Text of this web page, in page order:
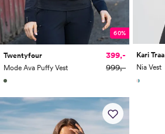
60%
Twentyfour
Mode Ava Puffy Vest
399,-
999,-
Kari Traa
Nia Vest